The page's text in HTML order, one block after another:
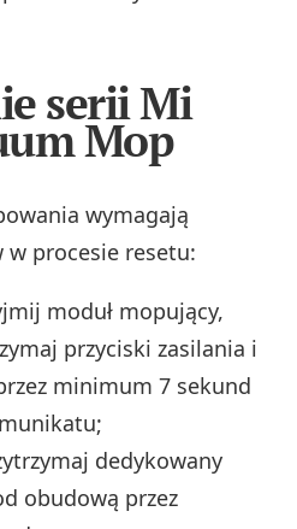
serii Mi
Mop
wymagają
procesie resetu:
moduł mopujący,
przyciski zasilania i
minimum 7 sekund
dedykowany
obudową przez